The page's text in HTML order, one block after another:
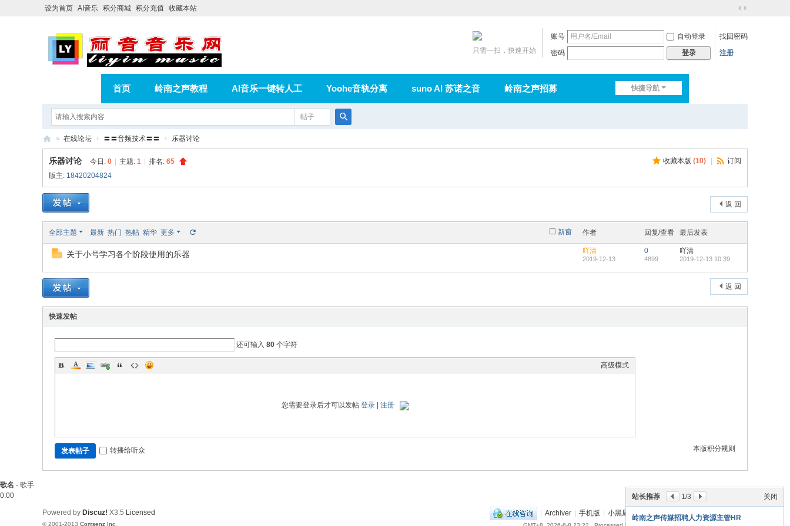
设为首页 AI音乐 积分商城 积分充值 收藏本站
到
账号 自动登录
找回密码
密码
登录 注册
只需一扫，快速开始
快捷导航
首页 岭南之声教程 AI音乐一键转人工 Yoohe音轨分离 suno AI 苏诺之音 岭南之声招募
在线论坛
相册 分享 记录
帖子
索
丽
音
音
网
» 在线论坛 › 〓〓音频技术〓〓 › 乐器讨论
收藏本版 (10) 订阅
乐器讨论 今日: 0 主题: 1 排名: 65
版主: 18420204824
返 回
新窗
全部主题 最新 热门 热帖 精华 更多 作者 回复/查看 最后发表
关于小号学习各个阶段使用的乐器 吖清
2019-12-13
0
4899
吖清
2019-12-13 10:39
返 回
快速发帖
还可输入 80 个字符
高级模式
您需要登录后才可以发帖 登录| 注册
本版积分规则
发表帖子 转播给听众
关闭
站长推荐 1/3
岭南之声传媒招聘人力资源主管HR
歌名 - 歌手
0:00
| Archiver | 手机版 | 小黑屋 | 丽音音乐网(粤ICP备18151349号
Powered by Discuz! X3.5 Licensed
© 2001-2013 Comsenz Inc.